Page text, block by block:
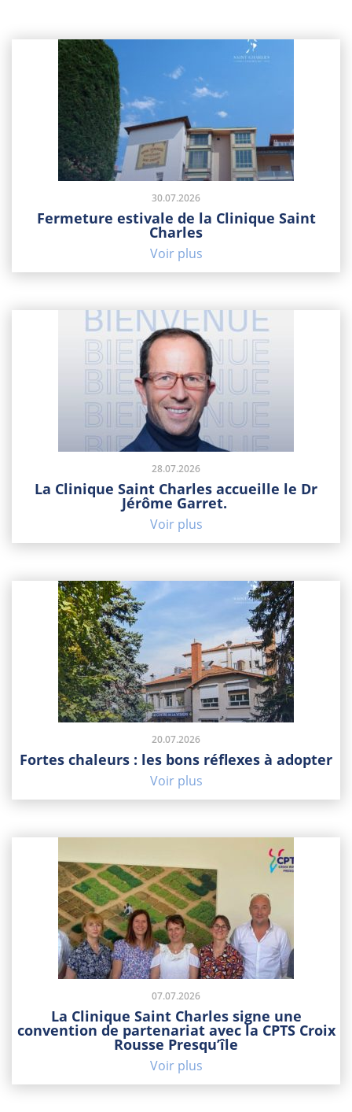
30.07.2026
Fermeture estivale de la Clinique Saint
Charles
Voir plus
28.07.2026
La Clinique Saint Charles accueille le Dr
Jérôme Garret.
Voir plus
20.07.2026
Fortes chaleurs : les bons réflexes à adopter
Voir plus
07.07.2026
La Clinique Saint Charles signe une
convention de partenariat avec la CPTS Croix
Rousse Presqu’île
Voir plus